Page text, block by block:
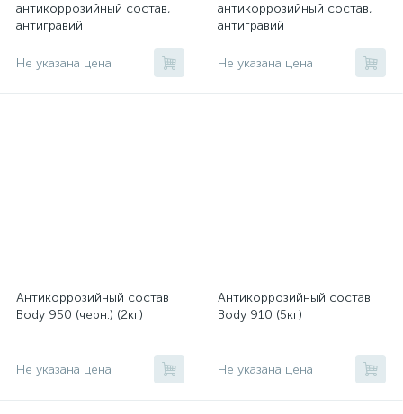
антикоррозийный состав,
антигравий
Не указана цена
антикоррозийный состав,
антигравий
Не указана цена
Антикоррозийный состав
Body 950 (черн.) (2кг)
Не указана цена
Антикоррозийный состав
Body 910 (5кг)
Не указана цена